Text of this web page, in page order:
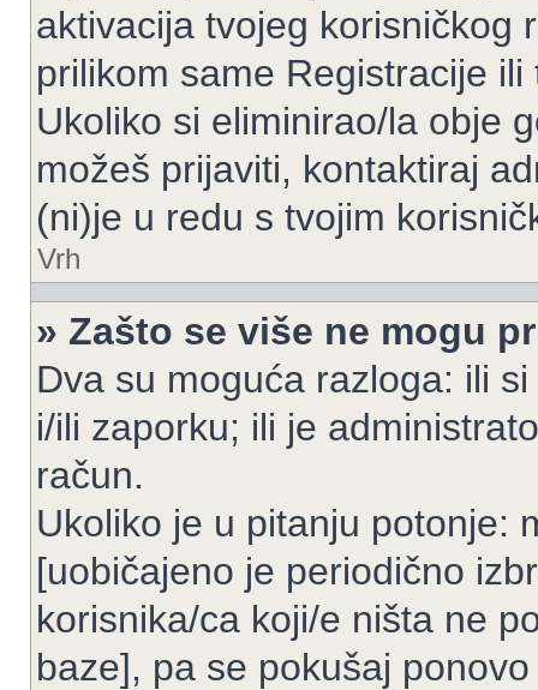
aktivacija tvojeg korisničkog
prilikom same Registracije
Ukoliko si eliminirao/la obje
možeš prijaviti, kontaktiraj
(ni)je u redu s tvojim
Vrh
» Zašto se više ne mogu
Dva su moguća razloga: ili
i/ili zaporku; ili je
račun.
Ukoliko je u pitanju potonje:
[uobičajeno je periodično
korisnika/ca koji/e ništa ne
baze], pa se pokušaj